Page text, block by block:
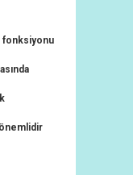
fonksiyonu